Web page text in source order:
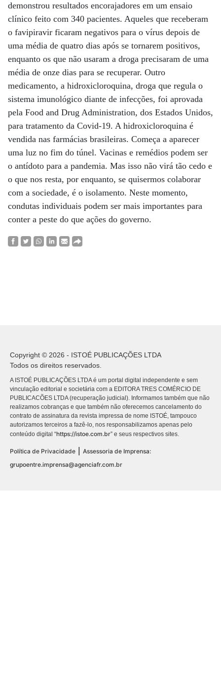
demonstrou resultados encorajadores em um ensaio
clínico feito com 340 pacientes. Aqueles que receberam
o favipiravir ficaram negativos para o vírus depois de
uma média de quatro dias após se tornarem positivos,
enquanto os que não usaram a droga precisaram de uma
média de onze dias para se recuperar. Outro
medicamento, a hidroxicloroquina, droga que regula o
sistema imunológico diante de infecções, foi aprovada
pela Food and Drug Administration, dos Estados Unidos,
para tratamento da Covid-19. A hidroxicloroquina é
vendida nas farmácias brasileiras. Começa a aparecer
uma luz no fim do túnel. Vacinas e remédios podem ser
o antídoto para a pandemia. Mas isso não virá tão cedo e
o que nos resta, por enquanto, se quisermos colaborar
com a sociedade, é o isolamento. Neste momento,
condutas individuais podem ser mais importantes para
conter a peste do que ações do governo.
Copyright © 2026 - ISTOÉ PUBLICAÇÕES LTDA
Todos os direitos reservados.
A ISTOÉ PUBLICAÇÕES LTDA é um portal digital independente e sem
vinculação editorial e societária com a EDITORA TRES COMÉRCIO DE
PUBLICACÕES LTDA (recuperação judicial). Informamos também que não
realizamos cobranças e que também não oferecemos cancelamento do
contrato de assinatura da revista impressa de nome ISTOÉ, tampouco
autorizamos terceiros a fazê-lo, nos responsabilizamos apenas pelo
conteúdo digital “https://istoe.com.br” e seus respectivos sites.
Política de Privacidade
Assessoria de Imprensa:
grupoentre.imprensa@agenciafr.com.br